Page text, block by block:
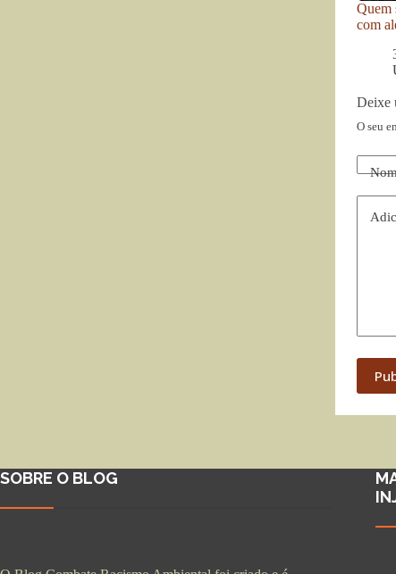
Quem
com
Deixe
O seu
SOBRE O BLOG